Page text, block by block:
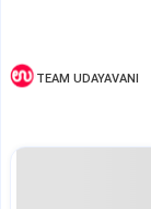
TEAM UDAYAVANI